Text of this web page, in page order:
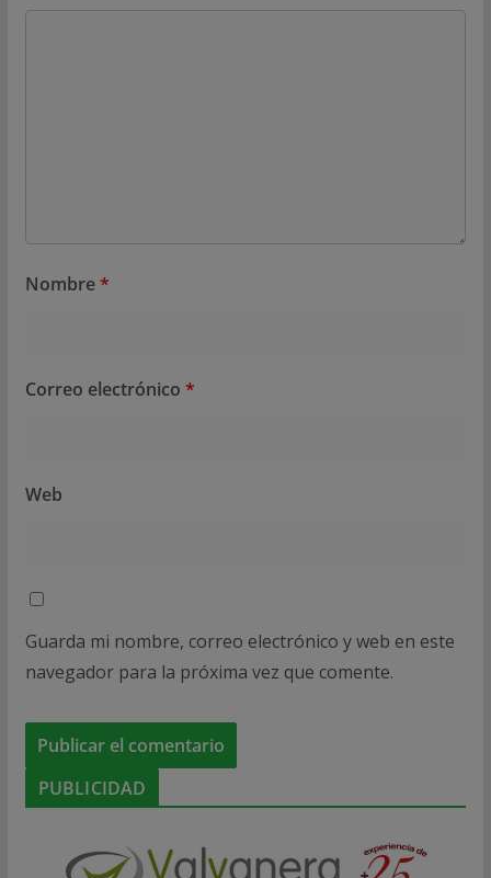
Nombre*
Correo electrónico *
Web
Guarda mi nombre, correo electrónico y web en este
navegador para la próxima vez que comente.
PUBLICIDAD